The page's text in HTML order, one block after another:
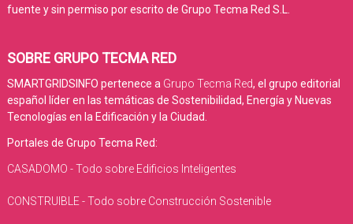
fuente y sin permiso por escrito de Grupo Tecma Red S.L.
SOBRE GRUPO TECMA RED
SMARTGRIDSINFO pertenece a Grupo Tecma Red, el grupo editorial
español líder en las temáticas de Sostenibilidad, Energía y Nuevas
Tecnologías en la Edificación y la Ciudad.
Portales de Grupo Tecma Red:
CASADOMO - Todo sobre Edificios Inteligentes
CONSTRUIBLE - Todo sobre Construcción Sostenible